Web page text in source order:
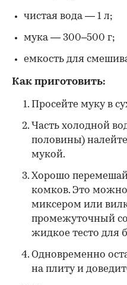
чистая вода — 1 л;
мука — 300–500 г;
емкость для
Как приготовить:
Просейте муку в
Часть холодной
половины)
мукой.
Хорошо
комков. Это
миксером или
промежуточный
жидкое тесто для
Одновременно
на плиту и